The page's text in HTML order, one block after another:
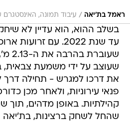
ראמל בת'יאה / עיבוד תמונה,
בשלב ההוא, הוא עדיין לא
עד שנת 2022. עם
שעוצב על ידי משמעת צבאית,
את דרכו למגרש - תחילה דרך
פנאי עירוניות, ולאחר מכן
קהילתיות. באופן מדהים, תוך
שהחל לשחק ברצינות,